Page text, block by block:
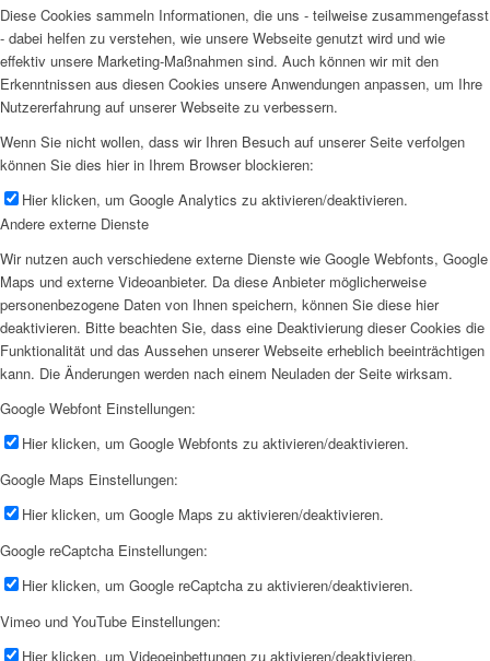
Diese Cookies sammeln Informationen, die uns - teilweise zusammengefasst
- dabei helfen zu verstehen, wie unsere Webseite genutzt wird und wie
effektiv unsere Marketing-Maßnahmen sind. Auch können wir mit den
Erkenntnissen aus diesen Cookies unsere Anwendungen anpassen, um Ihre
Nutzererfahrung auf unserer Webseite zu verbessern.
Wenn Sie nicht wollen, dass wir Ihren Besuch auf unserer Seite verfolgen
können Sie dies hier in Ihrem Browser blockieren:
Hier klicken, um Google Analytics zu aktivieren/deaktivieren.
Andere externe Dienste
Wir nutzen auch verschiedene externe Dienste wie Google Webfonts, Google
Maps und externe Videoanbieter. Da diese Anbieter möglicherweise
personenbezogene Daten von Ihnen speichern, können Sie diese hier
deaktivieren. Bitte beachten Sie, dass eine Deaktivierung dieser Cookies die
Funktionalität und das Aussehen unserer Webseite erheblich beeinträchtigen
kann. Die Änderungen werden nach einem Neuladen der Seite wirksam.
Google Webfont Einstellungen:
Hier klicken, um Google Webfonts zu aktivieren/deaktivieren.
Google Maps Einstellungen:
Hier klicken, um Google Maps zu aktivieren/deaktivieren.
Google reCaptcha Einstellungen:
Hier klicken, um Google reCaptcha zu aktivieren/deaktivieren.
Vimeo und YouTube Einstellungen:
Hier klicken, um Videoeinbettungen zu aktivieren/deaktivieren.